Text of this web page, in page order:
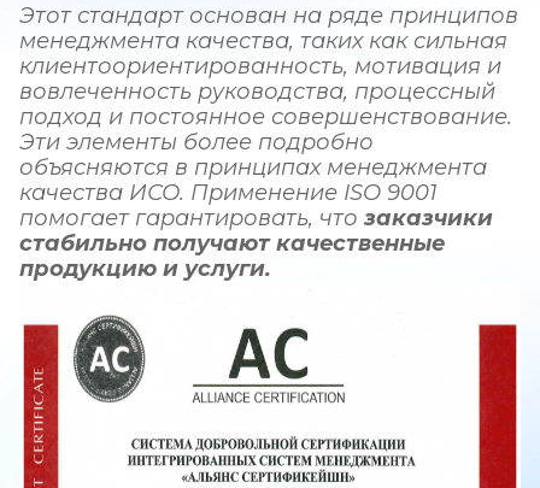
Этот стандарт основан на ряде принципов
менеджмента качества, таких как сильная
клиентоориентированность, мотивация и
вовлеченность руководства, процессный
подход и постоянное совершенствование.
Эти элементы более подробно
объясняются в принципах менеджмента
качества ИСО. Применение ISO 9001
помогает гарантировать, что заказчики
стабильно получают качественные
продукцию и услуги.